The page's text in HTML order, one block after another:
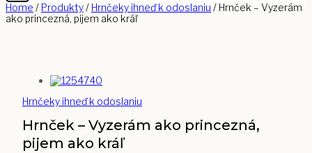
Home / Produkty/ Hrnčeky ihneď k odoslaniu / Hrnček – Vyzerám
ako princezná, pijem ako kráľ
Hrnčeky ihneď k odoslaniu
Hrnček – Vyzerám ako princezná,
pijem ako kráľ